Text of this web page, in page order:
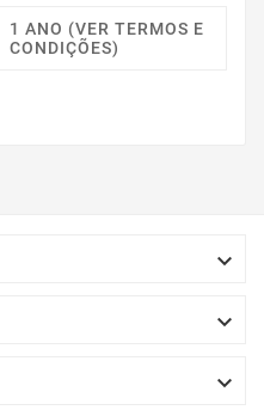
1 ANO (VER TERMOS E
CONDIÇÕES)


